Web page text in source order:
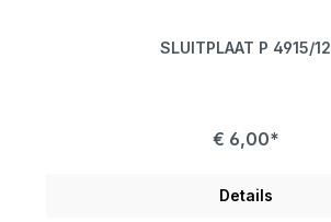
SLUITPLAAT P 4915/12
€ 6,00*
Details